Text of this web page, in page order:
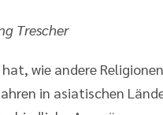
Trescher
wie andere
in asiatischen